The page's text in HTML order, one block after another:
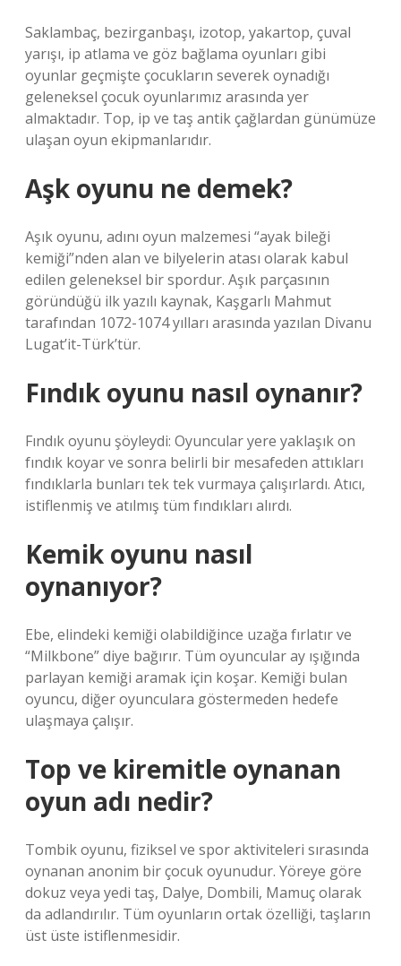
Saklambaç, bezirganbaşı, izotop, yakartop, çuval
yarışı, ip atlama ve göz bağlama oyunları gibi
oyunlar geçmişte çocukların severek oynadığı
geleneksel çocuk oyunlarımız arasında yer
almaktadır. Top, ip ve taş antik çağlardan günümüze
ulaşan oyun ekipmanlarıdır.
Aşk oyunu ne demek?
Aşık oyunu, adını oyun malzemesi “ayak bileği
kemiği”nden alan ve bilyelerin atası olarak kabul
edilen geleneksel bir spordur. Aşık parçasının
göründüğü ilk yazılı kaynak, Kaşgarlı Mahmut
tarafından 1072-1074 yılları arasında yazılan Divanu
Lugat’it-Türk’tür.
Fındık oyunu nasıl oynanır?
Fındık oyunu şöyleydi: Oyuncular yere yaklaşık on
fındık koyar ve sonra belirli bir mesafeden attıkları
fındıklarla bunları tek tek vurmaya çalışırlardı. Atıcı,
istiflenmiş ve atılmış tüm fındıkları alırdı.
Kemik oyunu nasıl
oynanıyor?
Ebe, elindeki kemiği olabildiğince uzağa fırlatır ve
“Milkbone” diye bağırır. Tüm oyuncular ay ışığında
parlayan kemiği aramak için koşar. Kemiği bulan
oyuncu, diğer oyunculara göstermeden hedefe
ulaşmaya çalışır.
Top ve kiremitle oynanan
oyun adı nedir?
Tombik oyunu, fiziksel ve spor aktiviteleri sırasında
oynanan anonim bir çocuk oyunudur. Yöreye göre
dokuz veya yedi taş, Dalye, Dombili, Mamuç olarak
da adlandırılır. Tüm oyunların ortak özelliği, taşların
üst üste istiflenmesidir.